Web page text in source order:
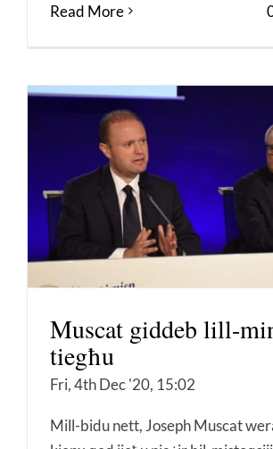
Read More
Muscat giddeb lill-
tiegħu
Fri, 4th Dec '20, 15:02
Mill-bidu nett, Joseph Muscat